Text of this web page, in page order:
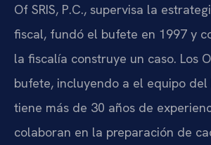
Of SRIS, P.C., supervisa la
fiscal, fundó el bufete en 1997 y
la fiscalía construye un caso. Los
bufete, incluyendo a el equipo
tiene más de 30 años de
colaboran en la preparación de